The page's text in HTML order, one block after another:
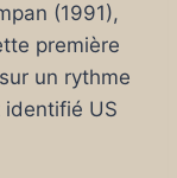
(1991),
première
un rythme
US